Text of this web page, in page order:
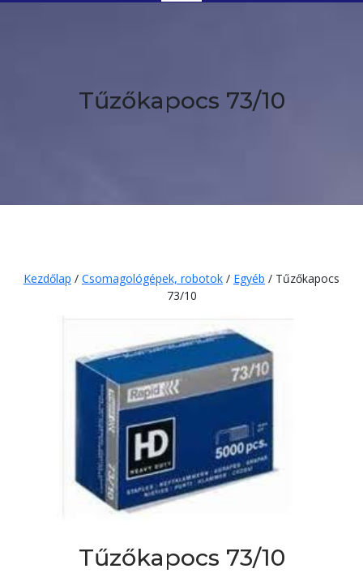
Button
Tűzőkapocs 73/10
Kezdőlap / Csomagológépek, robotok / Egyéb / Tűzőkapocs
73/10
Tűzőkapocs 73/10